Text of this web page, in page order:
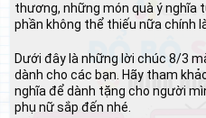
thương, những món quà ý nghĩa
phần không thể thiếu nữa chính
Dưới đây là những lời chúc 8/3
dành cho các bạn. Hãy tham
nghĩa để dành tặng cho người
phụ nữ sắp đến nhé.